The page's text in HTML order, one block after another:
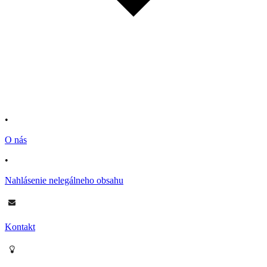
•
O nás
•
Nahlásenie nelegálneho obsahu
Kontakt